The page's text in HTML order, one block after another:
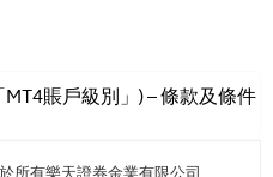
賬戶級別」) – 條款及條件
所有樂天證券金業有限公司